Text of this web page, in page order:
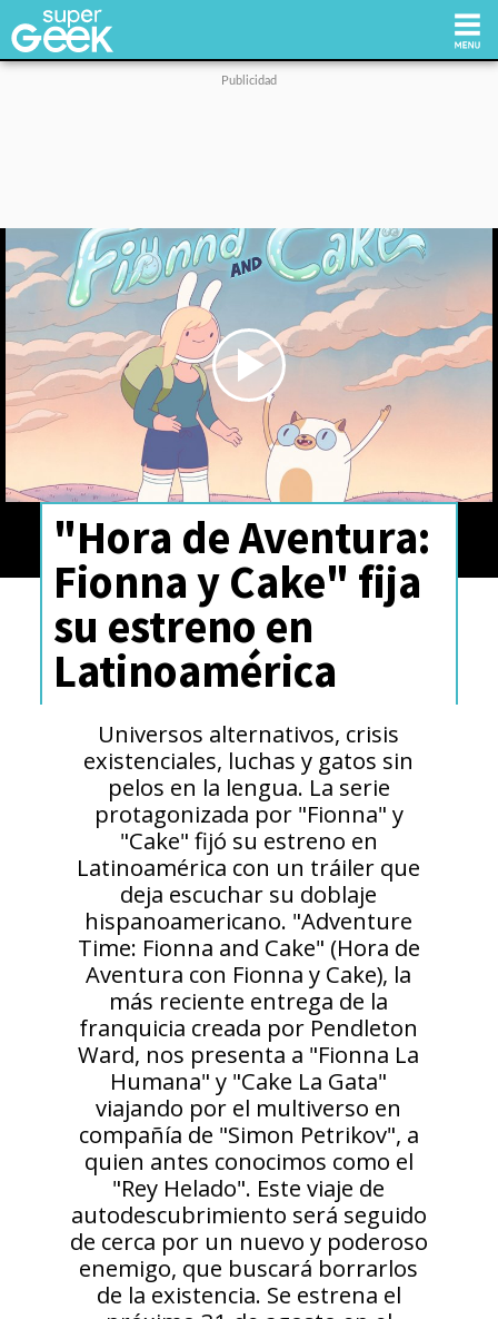
Tecnología
Videojuegos
Reviews
Cultura Pop
Streaming
Síguenos:
Play
Video
"Hora de Aventura:
Fionna y Cake" fija
su estreno en
Latinoamérica
Universos alternativos, crisis
existenciales, luchas y gatos sin
pelos en la lengua. La serie
protagonizada por "Fionna" y
"Cake" fijó su estreno en
Latinoamérica con un tráiler que
deja escuchar su doblaje
hispanoamericano. "Adventure
Time: Fionna and Cake" (Hora de
Aventura con Fionna y Cake), la
más reciente entrega de la
franquicia creada por Pendleton
Ward, nos presenta a "Fionna La
Humana" y "Cake La Gata"
viajando por el multiverso en
compañía de "Simon Petrikov", a
quien antes conocimos como el
"Rey Helado". Este viaje de
autodescubrimiento será seguido
de cerca por un nuevo y poderoso
enemigo, que buscará borrarlos
de la existencia. Se estrena el